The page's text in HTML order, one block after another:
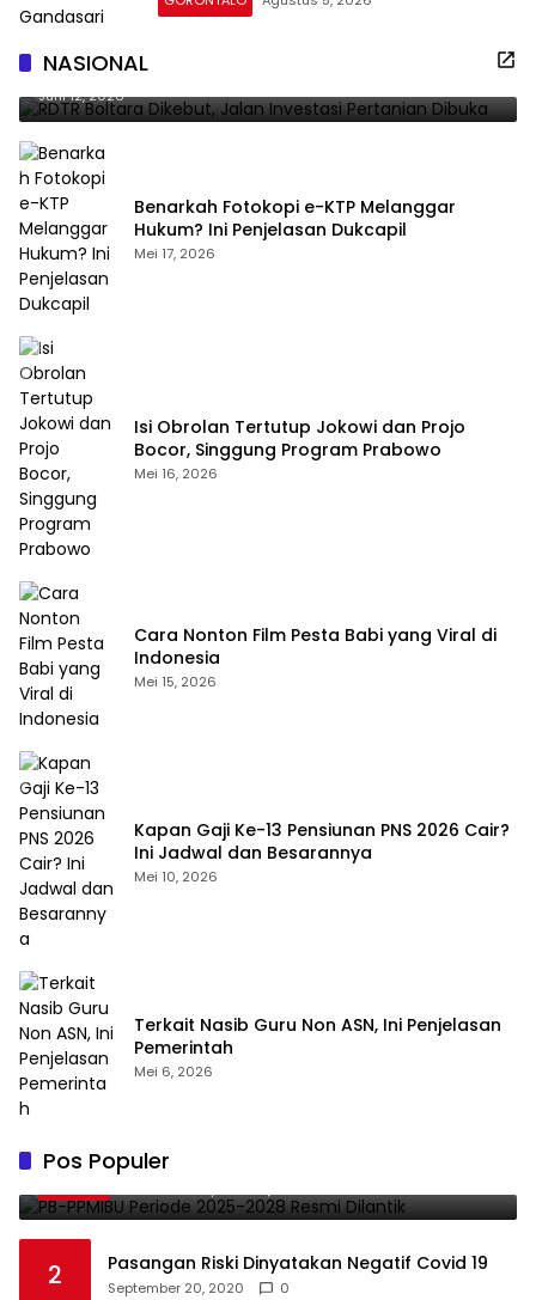
NASIONAL
Dibuka
Juni 12, 2026
Benarkah Fotokopi e-KTP Melanggar
Hukum? Ini Penjelasan Dukcapil
Mei 17, 2026
Isi Obrolan Tertutup Jokowi dan Projo
Bocor, Singgung Program Prabowo
Mei 16, 2026
Cara Nonton Film Pesta Babi yang Viral di
Indonesia
Mei 15, 2026
Kapan Gaji Ke-13 Pensiunan PNS 2026 Cair?
Ini Jadwal dan Besarannya
Mei 10, 2026
Terkait Nasib Guru Non ASN, Ini Penjelasan
Pemerintah
Mei 6, 2026
Pos Populer
1
Dilantik
2 Pasangan Riski Dinyatakan Negatif Covid 19
September 20, 2020 0